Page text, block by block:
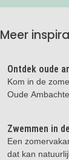
Meer
Ontdek oude
zomervakantie
Kom in de
Oude
Zwemmen in
Een
dat kan